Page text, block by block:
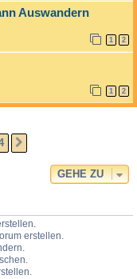
Auswandern
1 2
1 2
GEHE ZU
erstellen.